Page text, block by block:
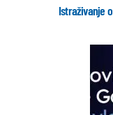
Istraživanje